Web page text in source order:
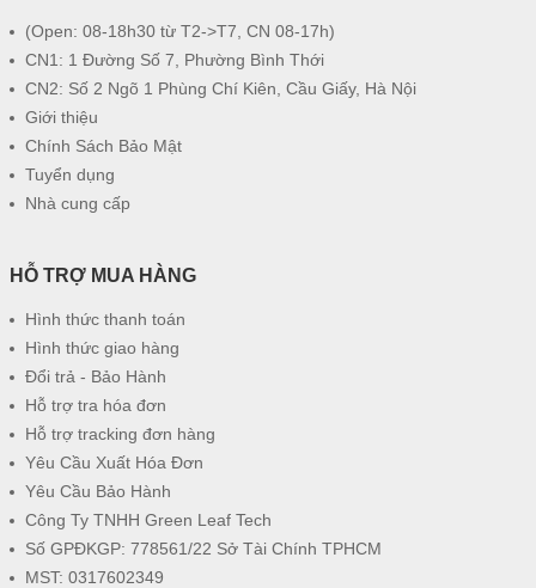
(Open: 08-18h30 từ T2->T7, CN 08-17h)
CN1: 1 Đường Số 7, Phường Bình Thới
CN2: Số 2 Ngõ 1 Phùng Chí Kiên, Cầu Giấy, Hà Nội
Giới thiệu
Chính Sách Bảo Mật
Tuyển dụng
Nhà cung cấp
HỖ TRỢ MUA HÀNG
Hình thức thanh toán
Hình thức giao hàng
Đổi trả - Bảo Hành
Hỗ trợ tra hóa đơn
Hỗ trợ tracking đơn hàng
Yêu Cầu Xuất Hóa Đơn
Yêu Cầu Bảo Hành
Công Ty TNHH Green Leaf Tech
Số GPĐKGP: 778561/22 Sở Tài Chính TPHCM
MST: 0317602349